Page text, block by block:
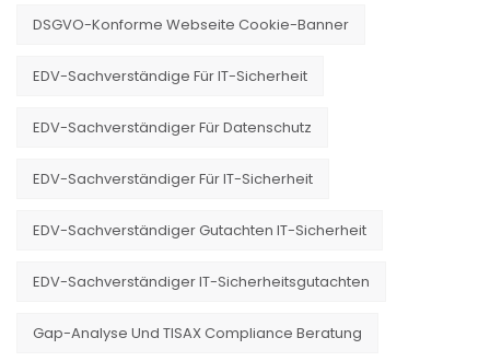
DSGVO-Konforme Webseite Cookie-Banner
EDV-Sachverständige Für IT-Sicherheit
EDV-Sachverständiger Für Datenschutz
EDV-Sachverständiger Für IT-Sicherheit
EDV-Sachverständiger Gutachten IT-Sicherheit
EDV-Sachverständiger IT-Sicherheitsgutachten
Gap-Analyse Und TISAX Compliance Beratung